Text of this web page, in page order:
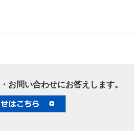
お問い合わせにお答えします。